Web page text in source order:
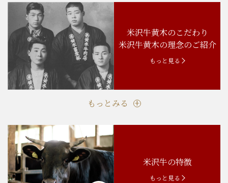
米沢牛黄木のこだわり
米沢牛黄木の理念のご紹介
もっと見る
もっとみる
米沢牛の特徴
もっと見る